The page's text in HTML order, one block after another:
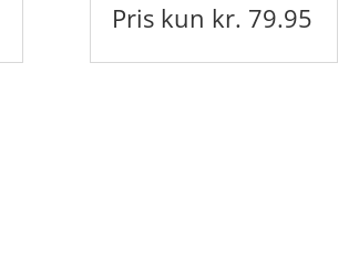
Pris kun kr. 79.95